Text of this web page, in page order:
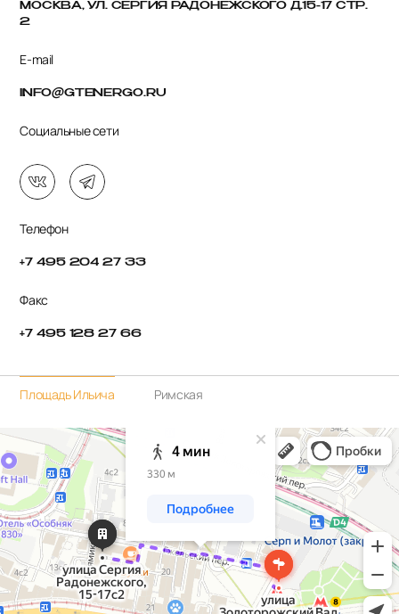
МОСКВА, УЛ. СЕРГИЯ РАДОНЕЖСКОГО Д.15-17 СТР.
2
E-mail
INFO@GTENERGO.RU
Социальные сети
Телефон
+7 495 204 27 33
Факс
+7 495 128 27 66
Площадь Ильича Римская